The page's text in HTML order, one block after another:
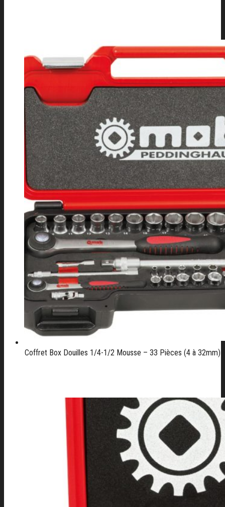
Coffret Box Douilles 1/4-1/2 Mousse – 33 Pièces (4 à 32mm)